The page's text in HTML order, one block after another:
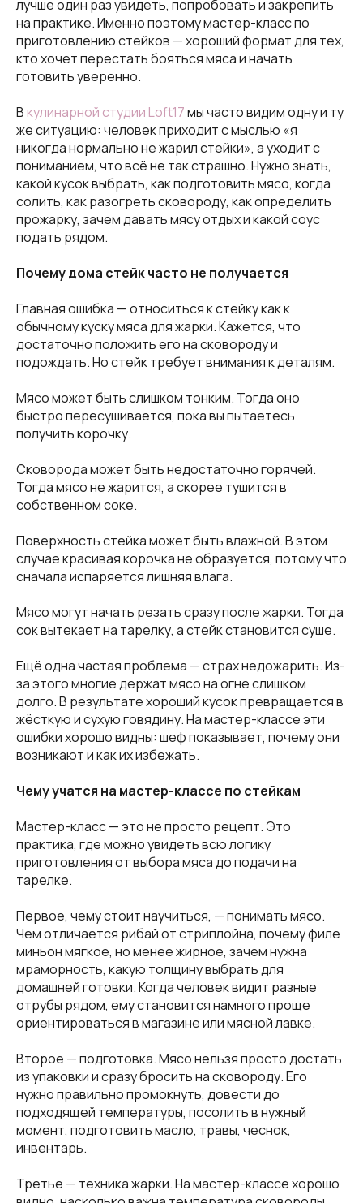
лучше один раз увидеть, попробовать и закрепить
на практике. Именно поэтому мастер-класс по
приготовлению стейков — хороший формат для тех,
кто хочет перестать бояться мяса и начать
готовить уверенно.
В кулинарной студии Loft17мы часто видим одну и ту
же ситуацию: человек приходит с мыслью «я
никогда нормально не жарил стейки», а уходит с
пониманием, что всё не так страшно. Нужно знать,
какой кусок выбрать, как подготовить мясо, когда
солить, как разогреть сковороду, как определить
прожарку, зачем давать мясу отдых и какой соус
подать рядом.
Почему дома стейк часто не получается
Главная ошибка — относиться к стейку как к
обычному куску мяса для жарки. Кажется, что
достаточно положить его на сковороду и
подождать. Но стейк требует внимания к деталям.
Мясо может быть слишком тонким. Тогда оно
быстро пересушивается, пока вы пытаетесь
получить корочку.
Сковорода может быть недостаточно горячей.
Тогда мясо не жарится, а скорее тушится в
собственном соке.
Поверхность стейка может быть влажной. В этом
случае красивая корочка не образуется, потому что
сначала испаряется лишняя влага.
Мясо могут начать резать сразу после жарки. Тогда
сок вытекает на тарелку, а стейк становится суше.
Ещё одна частая проблема — страх недожарить. Из-
за этого многие держат мясо на огне слишком
долго. В результате хороший кусок превращается в
жёсткую и сухую говядину. На мастер-классе эти
ошибки хорошо видны: шеф показывает, почему они
возникают и как их избежать.
Чему учатся на мастер-классе по стейкам
Мастер-класс — это не просто рецепт. Это
практика, где можно увидеть всю логику
приготовления от выбора мяса до подачи на
тарелке.
Первое, чему стоит научиться, — понимать мясо.
Чем отличается рибай от стриплойна, почему филе
миньон мягкое, но менее жирное, зачем нужна
мраморность, какую толщину выбрать для
домашней готовки. Когда человек видит разные
отрубы рядом, ему становится намного проще
ориентироваться в магазине или мясной лавке.
Второе — подготовка. Мясо нельзя просто достать
из упаковки и сразу бросить на сковороду. Его
нужно правильно промокнуть, довести до
подходящей температуры, посолить в нужный
момент, подготовить масло, травы, чеснок,
инвентарь.
Третье — техника жарки. На мастер-классе хорошо